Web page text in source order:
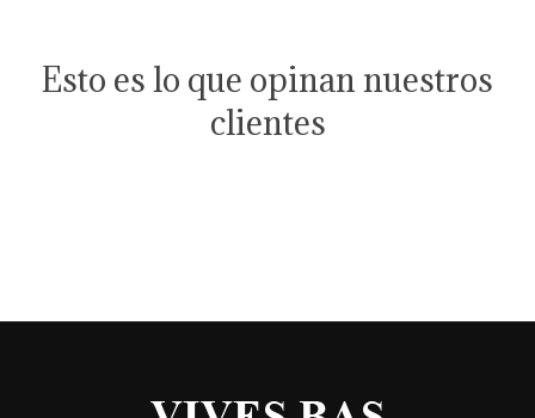
Esto es lo que opinan nuestros
clientes